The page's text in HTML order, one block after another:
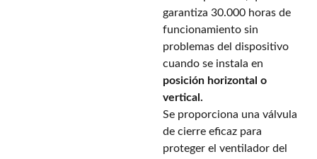
garantiza 30.000 horas de
funcionamiento sin
problemas del dispositivo
cuando se instala en
posición horizontal o
vertical.
Se proporciona una válvula
de cierre eficaz para
proteger el ventilador del